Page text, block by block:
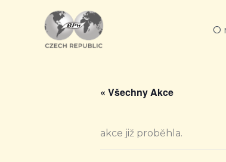
O
« Všechny Akce
akce již proběhla.